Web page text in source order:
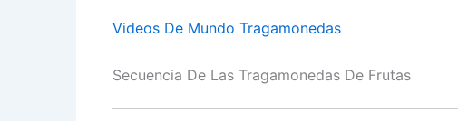
Videos De Mundo Tragamonedas
Secuencia De Las Tragamonedas De Frutas